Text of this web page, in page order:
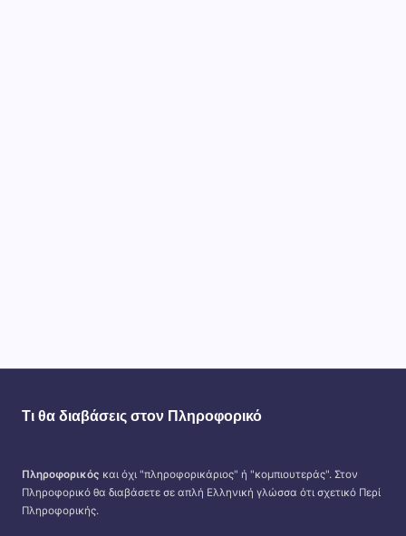
Τι θα διαβάσεις στον Πληροφορικό
Πληροφορικός και όχι "πληροφορικάριος" ή "κομπιουτεράς". Στον
Πληροφορικό θα διαβάσετε σε απλή Ελληνική γλώσσα ότι σχετικό Περί
Πληροφορικής.